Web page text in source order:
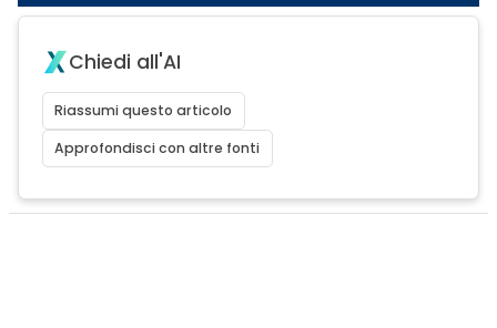
Chiedi all'AI
Riassumi questo articolo
Approfondisci con altre fonti